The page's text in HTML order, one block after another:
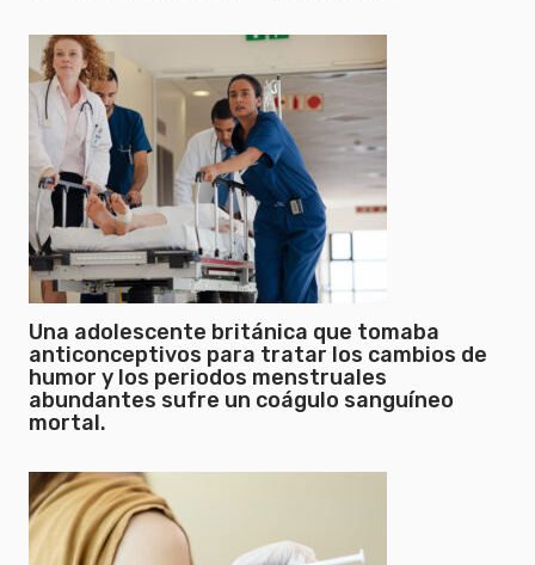
Una adolescente británica que tomaba
anticonceptivos para tratar los cambios de
humor y los periodos menstruales
abundantes sufre un coágulo sanguíneo
mortal.